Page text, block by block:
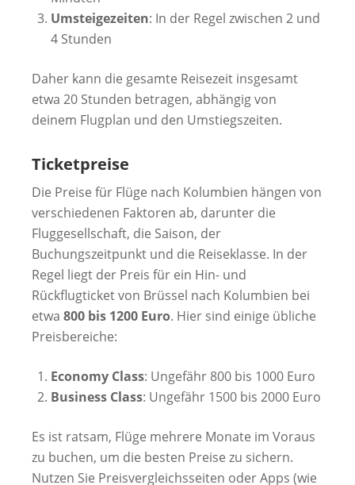
Umsteigezeiten: In der Regel zwischen 2 und
4 Stunden
Daher kann die gesamte Reisezeit insgesamt
etwa 20 Stunden betragen, abhängig von
deinem Flugplan und den Umstiegszeiten.
Ticketpreise
Die Preise für Flüge nach Kolumbien hängen von
verschiedenen Faktoren ab, darunter die
Fluggesellschaft, die Saison, der
Buchungszeitpunkt und die Reiseklasse. In der
Regel liegt der Preis für ein Hin- und
Rückflugticket von Brüssel nach Kolumbien bei
etwa 800 bis 1200 Euro. Hier sind einige übliche
Preisbereiche:
Economy Class: Ungefähr 800 bis 1000 Euro
Business Class: Ungefähr 1500 bis 2000 Euro
Es ist ratsam, Flüge mehrere Monate im Voraus
zu buchen, um die besten Preise zu sichern.
Nutzen Sie Preisvergleichsseiten oder Apps (wie